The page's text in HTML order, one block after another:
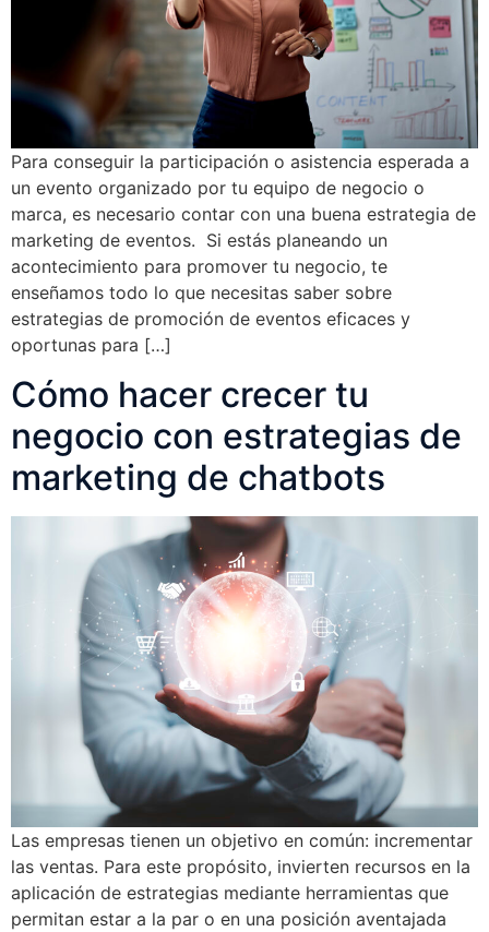
Para conseguir la participación o asistencia esperada a
un evento organizado por tu equipo de negocio o
marca, es necesario contar con una buena estrategia de
marketing de eventos. Si estás planeando un
acontecimiento para promover tu negocio, te
enseñamos todo lo que necesitas saber sobre
estrategias de promoción de eventos eficaces y
oportunas para […]
Cómo hacer crecer tu
negocio con estrategias de
marketing de chatbots
Las empresas tienen un objetivo en común: incrementar
las ventas. Para este propósito, invierten recursos en la
aplicación de estrategias mediante herramientas que
permitan estar a la par o en una posición aventajada